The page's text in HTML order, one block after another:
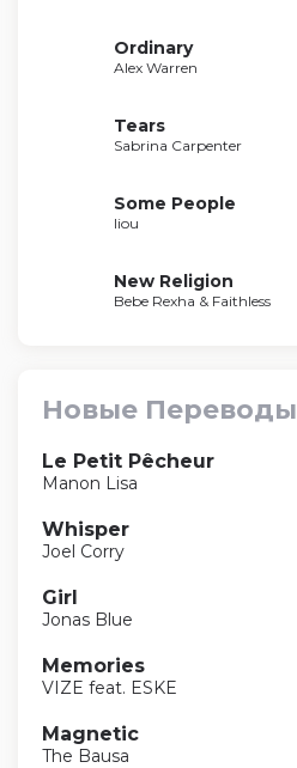
Ordinary
Alex Warren
Tears
Sabrina Carpenter
Some People
liou
New Religion
Bebe Rexha & Faithless
Новые Переводы
Le Petit Pêcheur
Manon Lisa
Whisper
Joel Corry
Girl
Jonas Blue
Memories
VIZE feat. ESKE
Magnetic
The Bausa